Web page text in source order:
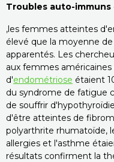
Troubles auto-
,les femmes atteintes
élevé que la moyenne
apparentés. Les
aux femmes
d'endométriose étaient
du syndrome de fatigue
de souffrir
d'être atteintes de
polyarthrite rhumatoïde,
allergies et l'asthme
résultats confirment la